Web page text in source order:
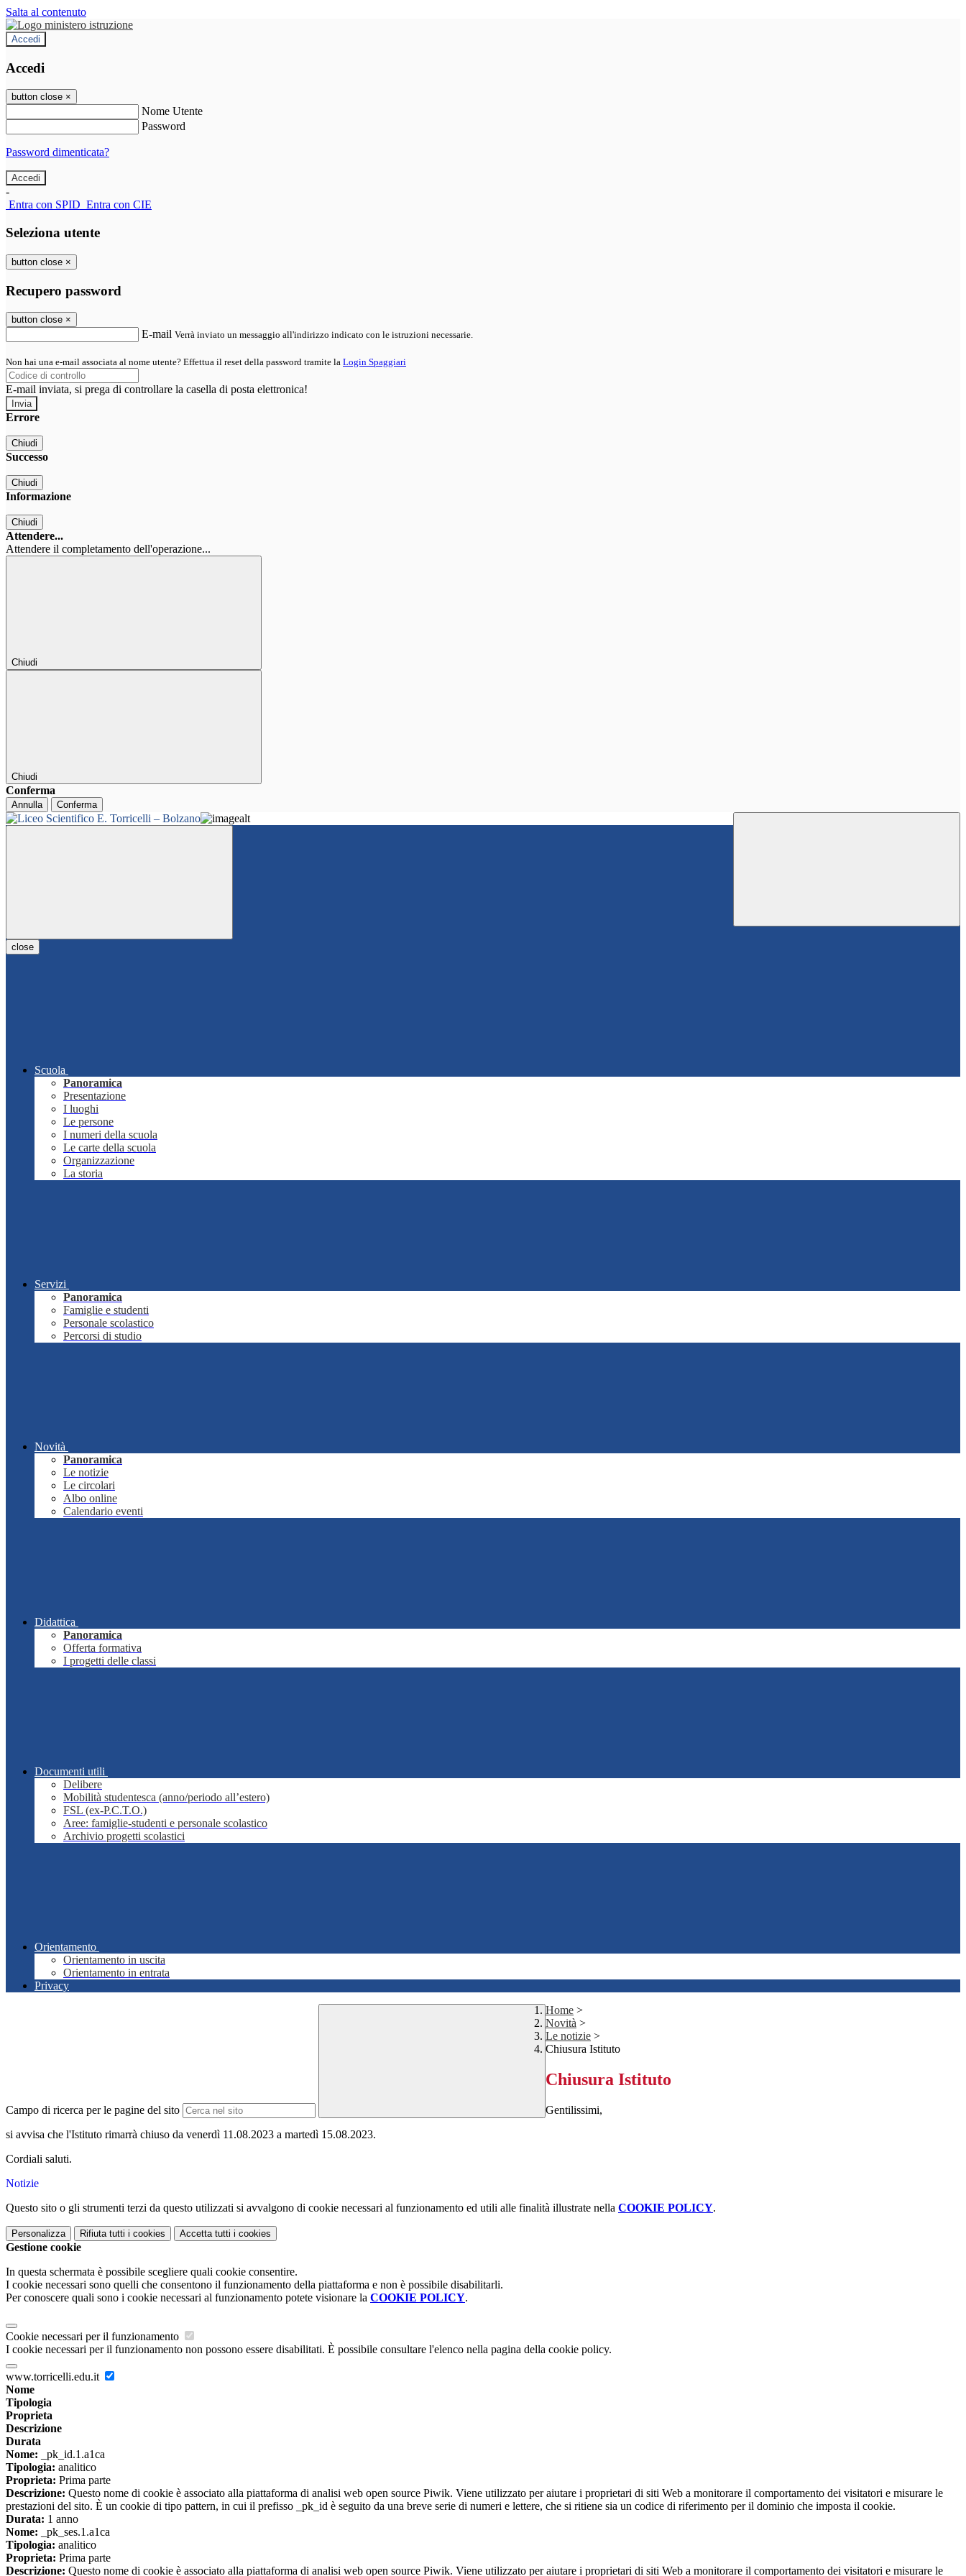
Salta al contenuto
Accedi
Accedi
button close ×
Nome Utente
Password
Password dimenticata?
-
Entra con SPID Entra con CIE
Seleziona utente
button close ×
Recupero password
button close ×
E-mail Verrà inviato un messaggio all'indirizzo indicato con le istruzioni necessarie.
Non hai una e-mail associata al nome utente? Effettua il reset della password tramite la Login Spaggiari
E-mail inviata, si prega di controllare la casella di posta elettronica!
Errore
Chiudi
Successo
Chiudi
Informazione
Chiudi
Attendere...
Attendere il completamento dell'operazione...
Chiudi
Chiudi
Conferma
Annulla Conferma
close
Scuola
Panoramica
Presentazione
I luoghi
Le persone
I numeri della scuola
Le carte della scuola
Organizzazione
La storia
Servizi
Panoramica
Famiglie e studenti
Personale scolastico
Percorsi di studio
Novità
Panoramica
Le notizie
Le circolari
Albo online
Calendario eventi
Didattica
Panoramica
Offerta formativa
I progetti delle classi
Documenti utili
Delibere
Mobilità studentesca (anno/periodo all’estero)
FSL (ex-P.C.T.O.)
Aree: famiglie-studenti e personale scolastico
Archivio progetti scolastici
Orientamento
Orientamento in uscita
Orientamento in entrata
Privacy
Campo di ricerca per le pagine del sito
Home >
Novità >
Le notizie >
Chiusura Istituto
Chiusura Istituto
Gentilissimi,
si avvisa che l'Istituto rimarrà chiuso da venerdì 11.08.2023 a martedì 15.08.2023.
Cordiali saluti.
Notizie
Questo sito o gli strumenti terzi da questo utilizzati si avvalgono di cookie necessari al funzionamento ed utili alle finalità illustrate nella COOKIE POLICY.
Personalizza Rifiuta tutti i cookies Accetta tutti i cookies
Gestione cookie
In questa schermata è possibile scegliere quali cookie consentire.
I cookie necessari sono quelli che consentono il funzionamento della piattaforma e non è possibile disabilitarli.
Per conoscere quali sono i cookie necessari al funzionamento potete visionare la COOKIE POLICY.
Cookie necessari per il funzionamento
I cookie necessari per il funzionamento non possono essere disabilitati. È possibile consultare l'elenco nella pagina della cookie policy.
www.torricelli.edu.it
Nome
Tipologia
Proprieta
Descrizione
Durata
Nome: _pk_id.1.a1ca
Tipologia: analitico
Proprieta: Prima parte
Descrizione: Questo nome di cookie è associato alla piattaforma di analisi web open source Piwik. Viene utilizzato per aiutare i proprietari di siti Web a monitorare il comportamento dei visitatori e misurare le
prestazioni del sito. È un cookie di tipo pattern, in cui il prefisso _pk_id è seguito da una breve serie di numeri e lettere, che si ritiene sia un codice di riferimento per il dominio che imposta il cookie.
Durata: 1 anno
Nome: _pk_ses.1.a1ca
Tipologia: analitico
Proprieta: Prima parte
Descrizione: Questo nome di cookie è associato alla piattaforma di analisi web open source Piwik. Viene utilizzato per aiutare i proprietari di siti Web a monitorare il comportamento dei visitatori e misurare le